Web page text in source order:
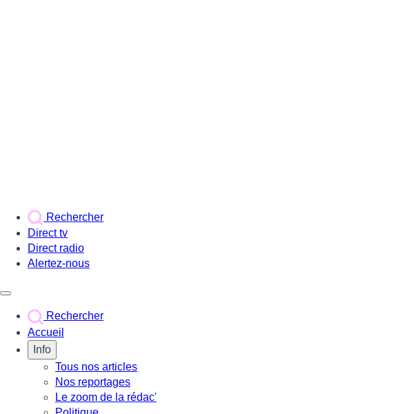
Rechercher
Direct tv
Direct radio
Alertez-nous
Rechercher
Accueil
Info
Tous nos articles
Nos reportages
Le zoom de la rédac'